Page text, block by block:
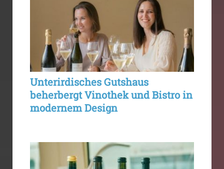
Unterirdisches Gutshaus
beherbergt Vinothek und Bistro in
modernem Design